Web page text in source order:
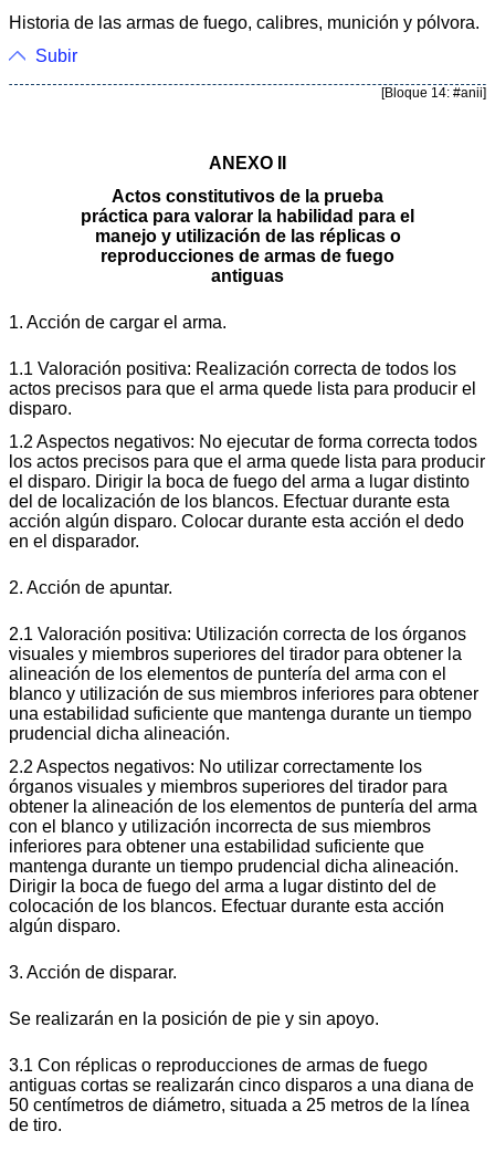
Historia de las armas de fuego, calibres, munición y pólvora.
Subir
[Bloque 14: #anii]
ANEXO II
Actos constitutivos de la prueba
práctica para valorar la habilidad para el
manejo y utilización de las réplicas o
reproducciones de armas de fuego
antiguas
1. Acción de cargar el arma.
1.1 Valoración positiva: Realización correcta de todos los
actos precisos para que el arma quede lista para producir el
disparo.
1.2 Aspectos negativos: No ejecutar de forma correcta todos
los actos precisos para que el arma quede lista para producir
el disparo. Dirigir la boca de fuego del arma a lugar distinto
del de localización de los blancos. Efectuar durante esta
acción algún disparo. Colocar durante esta acción el dedo
en el disparador.
2. Acción de apuntar.
2.1 Valoración positiva: Utilización correcta de los órganos
visuales y miembros superiores del tirador para obtener la
alineación de los elementos de puntería del arma con el
blanco y utilización de sus miembros inferiores para obtener
una estabilidad suficiente que mantenga durante un tiempo
prudencial dicha alineación.
2.2 Aspectos negativos: No utilizar correctamente los
órganos visuales y miembros superiores del tirador para
obtener la alineación de los elementos de puntería del arma
con el blanco y utilización incorrecta de sus miembros
inferiores para obtener una estabilidad suficiente que
mantenga durante un tiempo prudencial dicha alineación.
Dirigir la boca de fuego del arma a lugar distinto del de
colocación de los blancos. Efectuar durante esta acción
algún disparo.
3. Acción de disparar.
Se realizarán en la posición de pie y sin apoyo.
3.1 Con réplicas o reproducciones de armas de fuego
antiguas cortas se realizarán cinco disparos a una diana de
50 centímetros de diámetro, situada a 25 metros de la línea
de tiro.